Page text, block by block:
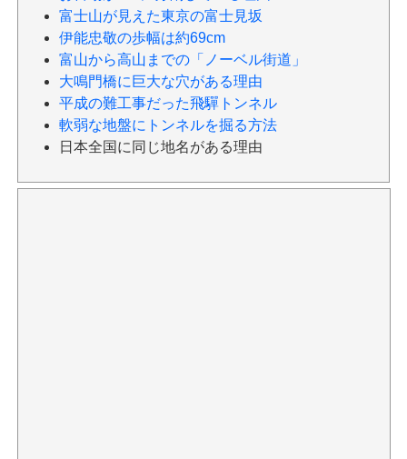
富士山が見えた東京の富士見坂
伊能忠敬の歩幅は約69cm
富山から高山までの「ノーベル街道」
大鳴門橋に巨大な穴がある理由
平成の難工事だった飛驒トンネル
軟弱な地盤にトンネルを掘る方法
日本全国に同じ地名がある理由